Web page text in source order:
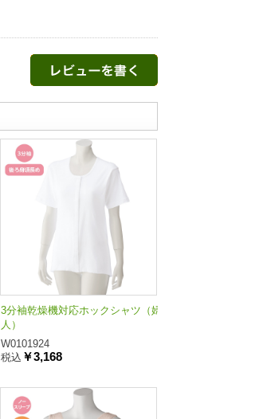
3分袖乾燥機対応ホックシャツ（婦
人）
W0101924
税込 ￥3,168